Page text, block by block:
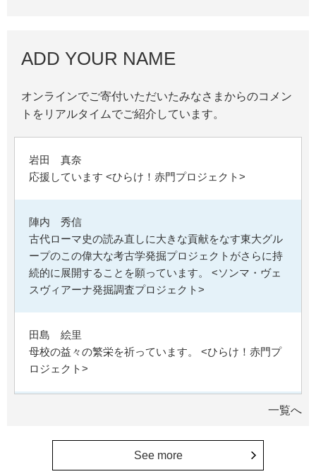
ADD YOUR NAME
オンラインでご寄付いただいたみなさまからのコメン
トをリアルタイムでご紹介しています。
岩田 真奈
応援しています <ひらけ！赤門プロジェクト>
陣内 秀信
古代ローマ史の読み直しに大きな貢献をなす東大グル
ープのこの偉大な考古学発掘プロジェクトがさらに持
続的に展開することを願っています。 <ソンマ・ヴェ
スヴィアーナ発掘調査プロジェクト>
田島 絵里
母校の益々の繁栄を祈っています。 <ひらけ！赤門プ
ロジェクト>
一覧へ
See more